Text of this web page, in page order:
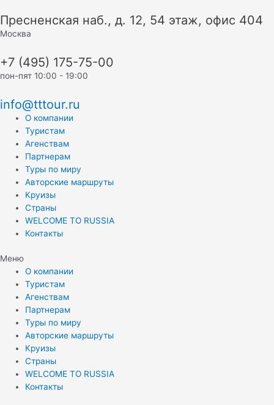
к
содержимому
Пресненская наб., д. 12, 54 этаж, офис 404
Москва
+7 (495) 175-75-00
пон-пят 10:00 - 19:00
info@tttour.ru
О компании
Туристам
Агенствам
Партнерам
Туры по миру
Авторские маршруты
Круизы
Страны
WELCOME TO RUSSIA
Контакты
Меню
О компании
Туристам
Агенствам
Партнерам
Туры по миру
Авторские маршруты
Круизы
Страны
WELCOME TO RUSSIA
Контакты